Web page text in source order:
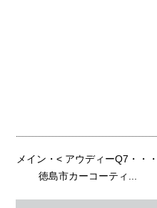
メイン ・< アウディーQ7・・・
徳島市カーコーティ...